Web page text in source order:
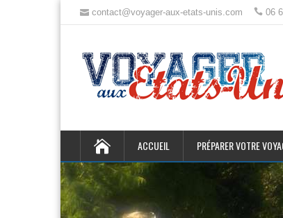
contact@voyager-aux-etats-unis.com 06
ACCUEIL PRÉPARER VOTRE